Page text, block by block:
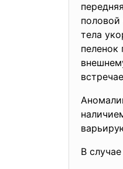
половой
тела
пеленок
В